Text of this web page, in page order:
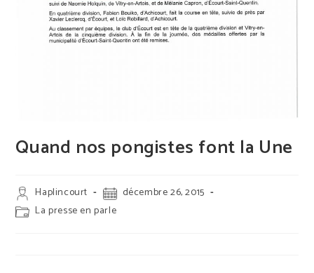
Quand nos pongistes font la Une
Auteur/autrice
de
la
Haplincourt
Publication
publiée :
décembre 26, 2015
Post La presse en parle